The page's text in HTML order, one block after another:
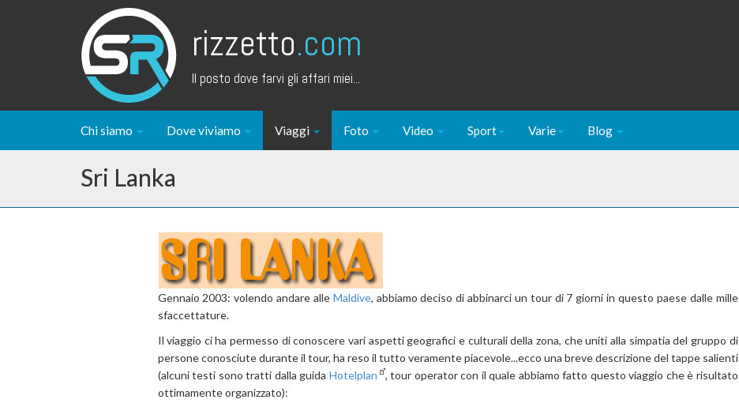
rizzetto.com
Il posto dove farvi gli affari miei...
Chi siamo Dove viviamo Viaggi Foto Video Sport Varie Blog
Sri Lanka
Gennaio 2003: volendo andare alle Maldive, abbiamo deciso di abbinarci un tour di 7 giorni in questo paese dalle mille
sfaccettature.
Il viaggio ci ha permesso di conoscere vari aspetti geografici e culturali della zona, che uniti alla simpatia del gruppo di
persone conosciute durante il tour, ha reso il tutto veramente piacevole...ecco una breve descrizione del tappe salienti
(alcuni testi sono tratti dalla guida Hotelplan
, tour operator con il quale abbiamo fatto questo viaggio che è risultato
ottimamente organizzato):